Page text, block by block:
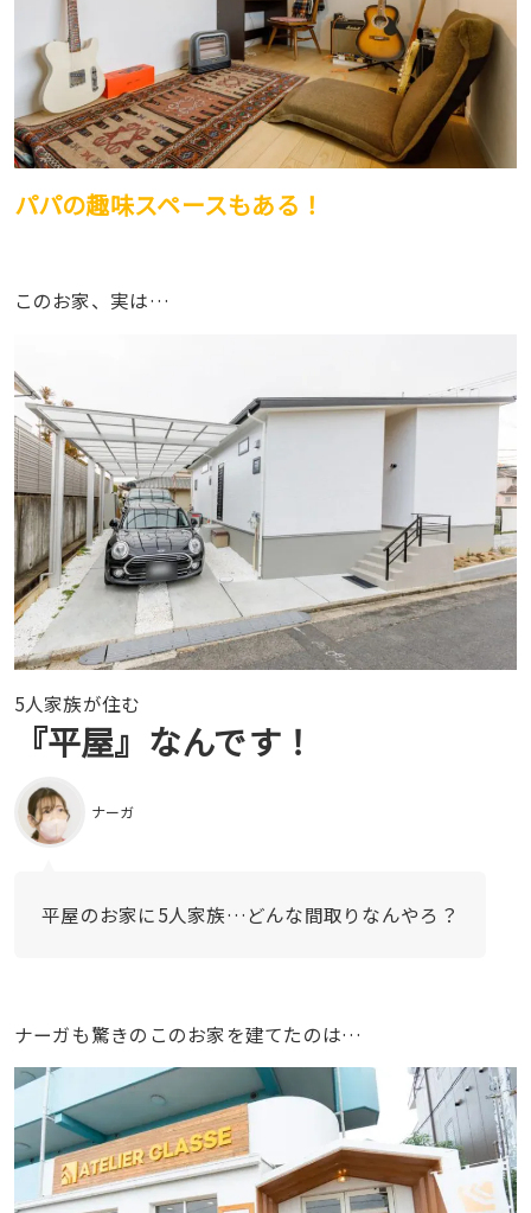
パパの趣味スペースもある！
このお家、実は…
5人家族が住む
『平屋』なんです！
ナーガ
平屋のお家に5人家族…どんな間取りなんやろ？
ナーガも驚きのこのお家を建てたのは…